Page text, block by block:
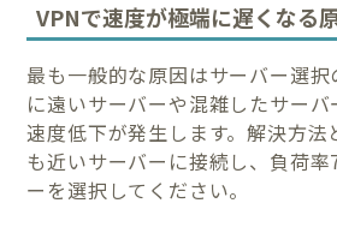
VPNで速度が極端に遅くなる
最も一般的な原因はサーバー選択
に遠いサーバーや混雑したサー
速度低下が発生します。解決方法
も近いサーバーに接続し、負荷
ーを選択してください。